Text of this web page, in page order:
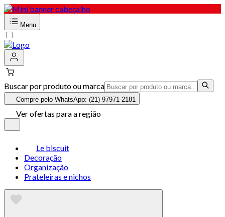
Menu
Buscar por produto ou marca
Compre pelo WhatsApp: (21) 97971-2181
Ver ofertas para a região
Le biscuit
Decoração
Organização
Prateleiras e nichos